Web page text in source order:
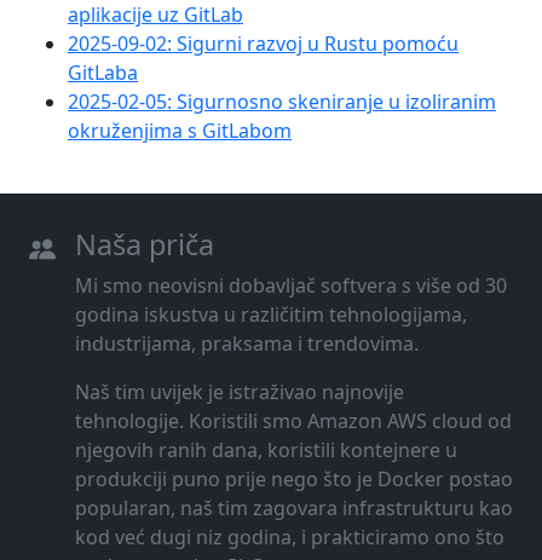
aplikacije uz GitLab
2025-09-02: Sigurni razvoj u Rustu pomoću
GitLaba
2025-02-05: Sigurnosno skeniranje u izoliranim
okruženjima s GitLabom
Naša priča
Mi smo neovisni dobavljač softvera s više od 30
godina iskustva u različitim tehnologijama,
industrijama, praksama i trendovima.
Naš tim uvijek je istraživao najnovije
tehnologije. Koristili smo Amazon AWS cloud od
njegovih ranih dana, koristili kontejnere u
produkciji puno prije nego što je Docker postao
popularan, naš tim zagovara infrastrukturu kao
kod već dugi niz godina, i prakticiramo ono što